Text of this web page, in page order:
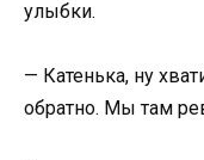
улыбки.
— Катенька, ну
обратно. Мы там